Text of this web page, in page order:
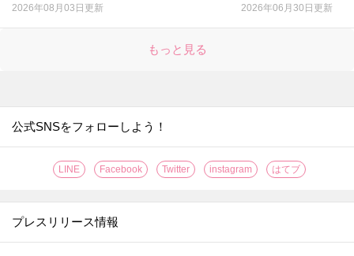
2026年08月03日更新
2026年06月30日更新
もっと見る
公式SNSをフォローしよう！
LINE Facebook Twitter instagram はてブ
プレスリリース情報